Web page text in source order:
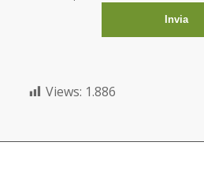
Views: 1.886